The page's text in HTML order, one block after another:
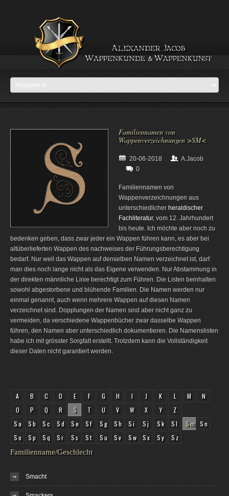
Familiennamen von
Wappenverzeichnungen >SM<
20-06-2018
A.Jacob
0
Familiennamen von
Wappenverzeichnungen aus
unterschiedlicher heraldischer
Fachliteratur, vom 12. Jahrhundert
bis heute. Ich möchte aber noch zu
bedenken geben, dass zwar jeder ein Wappen führen kann, es aber bei
altüberlieferten Wappen des nachweises der Führungsberechtigung
bedarf. Nur weil das Wappen auf denselben Namen verzeichnet ist, darf
man dies noch lange nicht als das Eigene verwenden. Nur Abstammung in
der direkten männliche Linie berechtigt zum Führen. Die Listen beinhalten
sowohl abgestorbene und blühende Familien. Die Namen werden nur
einmal genannt, auch wenn mehrere Wappen auf diesen Namen
verzeichnet sind. Dopplungen der Namen sind aber nicht ganz zu
vermeiden, da verschiedene Wappenbücher zwar dasselbe Wappen
führen, den Namen aber unterschiedlich dokumentieren. Die Namenslisten
habe ich mit grösster Sorgfalt erstellt. Trotzdem kann die Vollständigkeit
dieser Daten nicht garantiert werden.
A B C D E F G H I J K L M
N
O
P Q R S T U V W X Y
Z
Sa
Sb Sc Sd Se Sf Sg Sh Si Sj Sk Sl Sm Sn
So
Sp Sq Sr Ss St Su Sv Sw Sx Sy Sz
Familienname/Geschlecht
Smacht